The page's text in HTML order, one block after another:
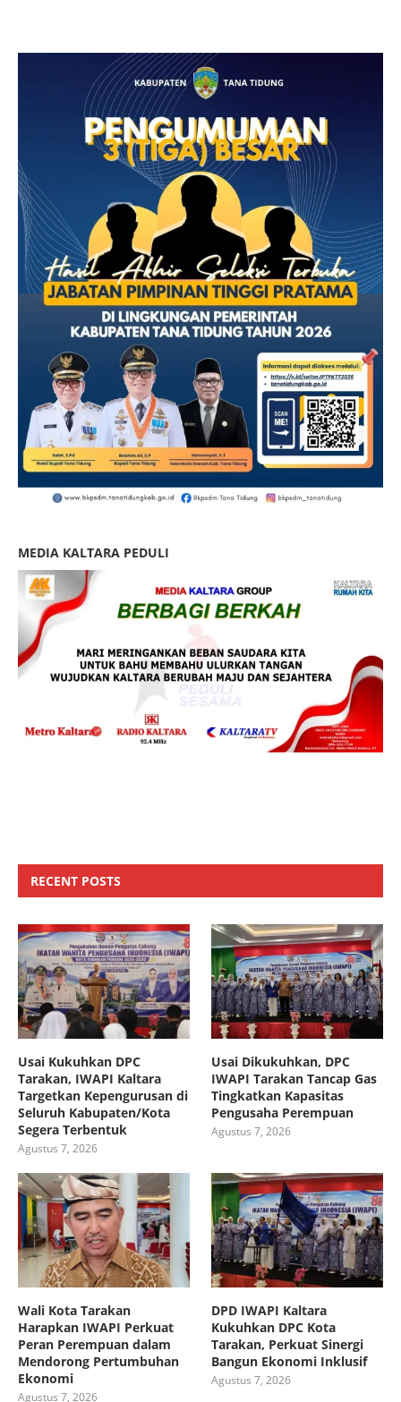
MEDIA KALTARA PEDULI
RECENT POSTS
Usai Kukuhkan DPC
Tarakan, IWAPI Kaltara
Targetkan Kepengurusan di
Seluruh Kabupaten/Kota
Segera Terbentuk
Agustus 7, 2026
Usai Dikukuhkan, DPC
IWAPI Tarakan Tancap Gas
Tingkatkan Kapasitas
Pengusaha Perempuan
Agustus 7, 2026
Wali Kota Tarakan
Harapkan IWAPI Perkuat
Peran Perempuan dalam
Mendorong Pertumbuhan
Ekonomi
Agustus 7, 2026
DPD IWAPI Kaltara
Kukuhkan DPC Kota
Tarakan, Perkuat Sinergi
Bangun Ekonomi Inklusif
Agustus 7, 2026